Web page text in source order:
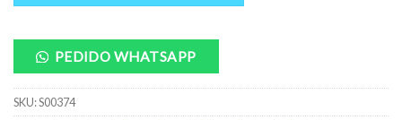
PEDIDO WHATSAPP
SKU:S00374